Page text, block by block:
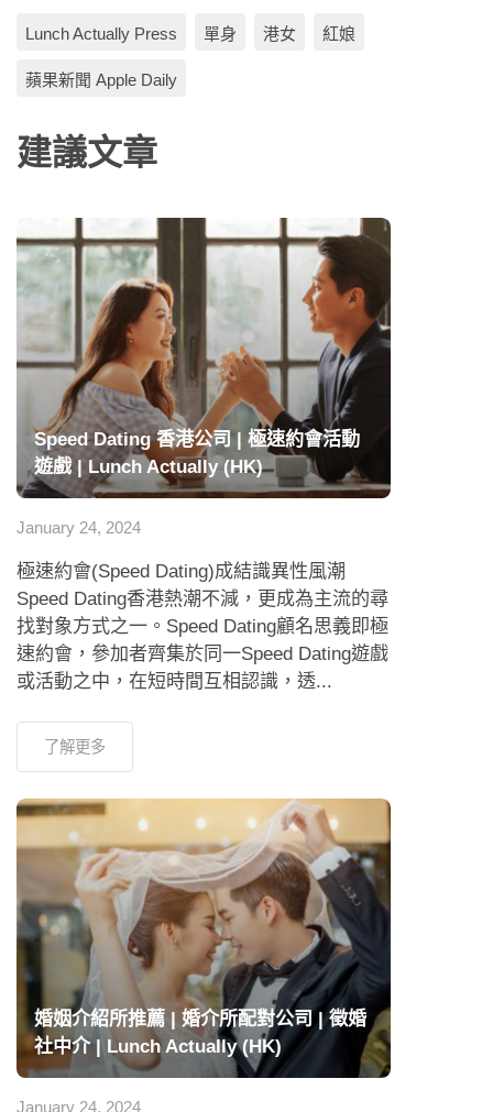
Lunch Actually Press 單身 港女 紅娘
蘋果新聞 Apple Daily
建議文章
Speed Dating 香港公司 | 極速約會活動
遊戲 | Lunch Actually (HK)
January 24, 2024
極速約會(Speed Dating)成結識異性風潮
Speed Dating香港熱潮不減，更成為主流的尋
找對象方式之一。Speed Dating顧名思義即極
速約會，參加者齊集於同一Speed Dating遊戲
或活動之中，在短時間互相認識，透...
了解更多
婚姻介紹所推薦 | 婚介所配對公司 | 徵婚
社中介 | Lunch Actually (HK)
January 24, 2024